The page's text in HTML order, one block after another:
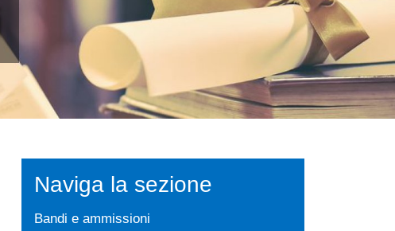
Naviga la sezione
Bandi e ammissioni